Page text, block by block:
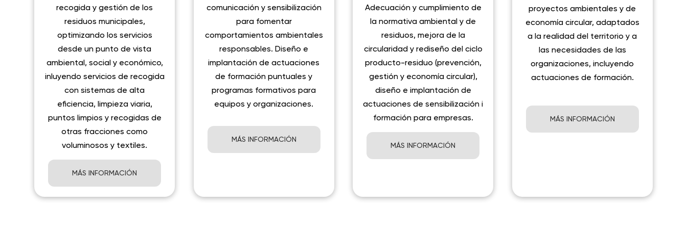
recogida y gestión de los
residuos municipales,
optimizando los servicios
desde un punto de vista
ambiental, social y económico,
inluyendo servicios de recogida
con sistemas de alta
eficiencia, limpieza viaria,
puntos limpios y recogidas de
otras fracciones como
voluminosos y textiles.
MÁS INFORMACIÓN
comunicación y sensibilización
para fomentar
comportamientos ambientales
responsables. Diseño e
implantación de actuaciones
de formación puntuales y
programas formativos para
equipos y organizaciones.
MÁS INFORMACIÓN
Adecuación y cumplimiento de
la normativa ambiental y de
residuos, mejora de la
circularidad y rediseño del ciclo
producto-residuo (prevención,
gestión y economía circular),
diseño e implantación de
actuaciones de sensibilización i
formación para empresas.
MÁS INFORMACIÓN
proyectos ambientales y de
economía circular, adaptados
a la realidad del territorio y a
las necesidades de las
organizaciones, incluyendo
actuaciones de formación.
MÁS INFORMACIÓN